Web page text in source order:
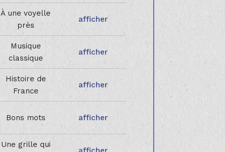
À une voyelle
près
afficher
Musique
classique
afficher
Histoire de
France
afficher
Bons mots afficher
Une grille qui